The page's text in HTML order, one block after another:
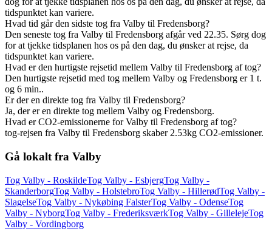
tidspunktet kan variere.
Hvad tid går den sidste tog fra Valby til Fredensborg?
Den seneste tog fra Valby til Fredensborg afgår ved 22.35. Sørg dog
for at tjekke tidsplanen hos os på den dag, du ønsker at rejse, da
tidspunktet kan variere.
Hvad er den hurtigste rejsetid mellem Valby til Fredensborg af tog?
Den hurtigste rejsetid med tog mellem Valby og Fredensborg er 1 t.
og 6 min..
Er der en direkte tog fra Valby til Fredensborg?
Ja, der er en direkte tog mellem Valby og Fredensborg.
Hvad er CO2-emissionerne for Valby til Fredensborg af tog?
tog-rejsen fra Valby til Fredensborg skaber 2.53kg CO2-emissioner.
Gå lokalt fra Valby
Tog Valby - RoskildeTog Valby - EsbjergTog Valby -
SkanderborgTog Valby - HolstebroTog Valby - HillerødTog Valby -
SlagelseTog Valby - Nykøbing FalsterTog Valby - OdenseTog
Valby - NyborgTog Valby - FrederiksværkTog Valby - GillelejeTog
Valby - Vordingborg